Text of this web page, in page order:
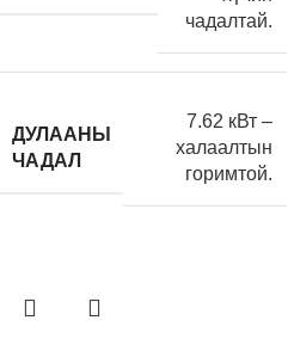
чадалтай.
ДУЛААНЫ
ЧАДАЛ
7.62 кВт –
халаалтын
горимтой.